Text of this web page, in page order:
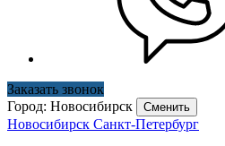
Заказать звонок
Город: Новосибирск
Сменить
Новосибирск Санкт-Петербург